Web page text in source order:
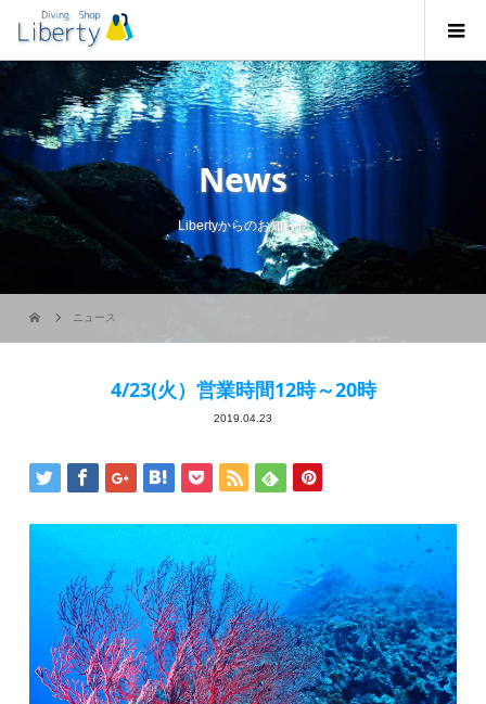
News
Libertyからのお知らせ
ニュース
4/23(火）営業時間12時～20時
2019.04.23